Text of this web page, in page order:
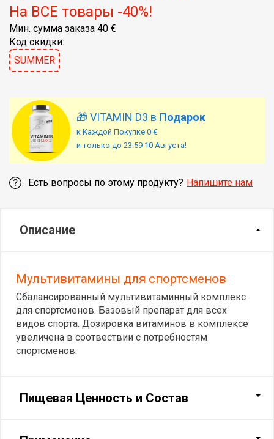
На ВСЕ товары -40%!
Мин. сумма заказа 40 €
Код скидки:
SUMMER
🎁 VITAMIN D3 в Подарок
к Каждой Покупке 0 €
и только до 23:59 10 Августа!
Есть вопросы по этому продукту? Напишите нам
Описание
Мультивитамины для спортсменов
Сбалансированный мультивитаминный комплекс
для спортсменов. Базовый препарат для всех
видов спорта. Дозировка витаминов в комплексе
увеличена в соотвествии с потребностям
спортсменов.
Пищевая Ценность и Состав